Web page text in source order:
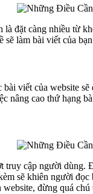
là đặt càng nhiều từ
làm bài viết của
viết của website
nâng cao thứ hạng
cập người
sẽ khiên người
đừng quá chú